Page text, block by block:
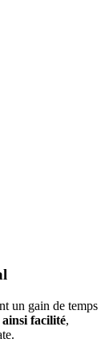
un gain de temps
facilité,